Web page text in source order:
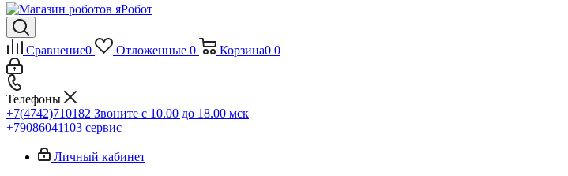
Сравнение0 Отложенные 0 Корзина0 0
Телефоны
+7(4742)710182 Звоните с 10.00 до 18.00 мск
+79086041103 сервис
Личный кабинет